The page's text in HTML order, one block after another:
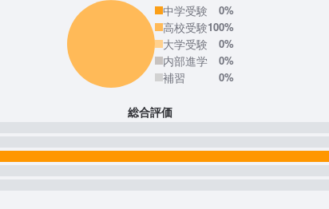
中学受験
0%
高校受験100%
大学受験 0%
内部進学 0%
補習 0%
総合評価